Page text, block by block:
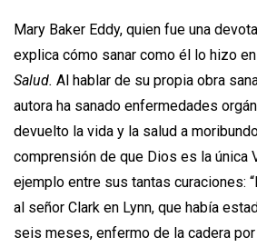
Mary Baker Eddy, quien fue una
explica cómo sanar como él lo hizo
Salud. Al hablar de su propia obra
autora ha sanado enfermedades
devuelto la vida y la salud a
comprensión de que Dios es la única
ejemplo entre sus tantas curaciones:
al señor Clark en Lynn, que había
seis meses, enfermo de la cadera